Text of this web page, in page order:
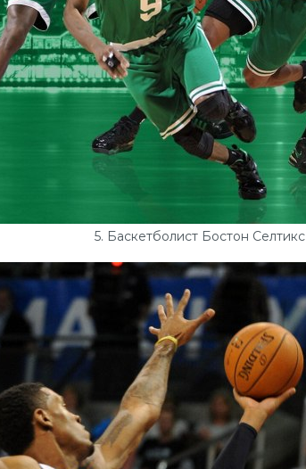
5. Баскетболист Бостон Селтикс